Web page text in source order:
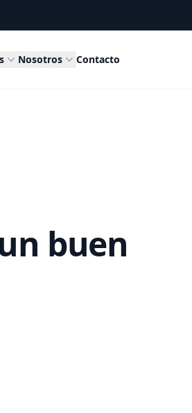
Nosotros Contacto
buen